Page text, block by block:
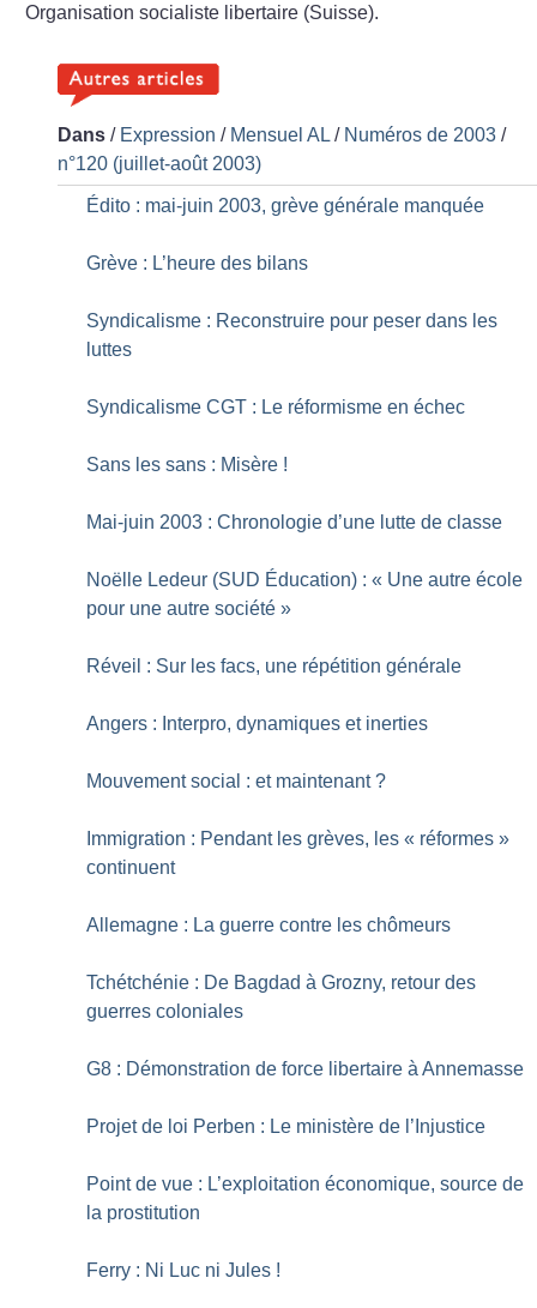
Organisation socialiste libertaire (Suisse).
Dans / Expression / Mensuel AL/ Numéros de 2003 /
n°120 (juillet-août 2003)
Édito : mai-juin 2003, grève générale manquée
Grève : L’heure des bilans
Syndicalisme : Reconstruire pour peser dans les
luttes
Syndicalisme CGT : Le réformisme en échec
Sans les sans : Misère !
Mai-juin 2003 : Chronologie d’une lutte de classe
Noëlle Ledeur (SUD Éducation) : « Une autre école
pour une autre société »
Réveil : Sur les facs, une répétition générale
Angers : Interpro, dynamiques et inerties
Mouvement social : et maintenant ?
Immigration : Pendant les grèves, les « réformes »
continuent
Allemagne : La guerre contre les chômeurs
Tchétchénie : De Bagdad à Grozny, retour des
guerres coloniales
G8 : Démonstration de force libertaire à Annemasse
Projet de loi Perben : Le ministère de l’Injustice
Point de vue : L’exploitation économique, source de
la prostitution
Ferry : Ni Luc ni Jules !